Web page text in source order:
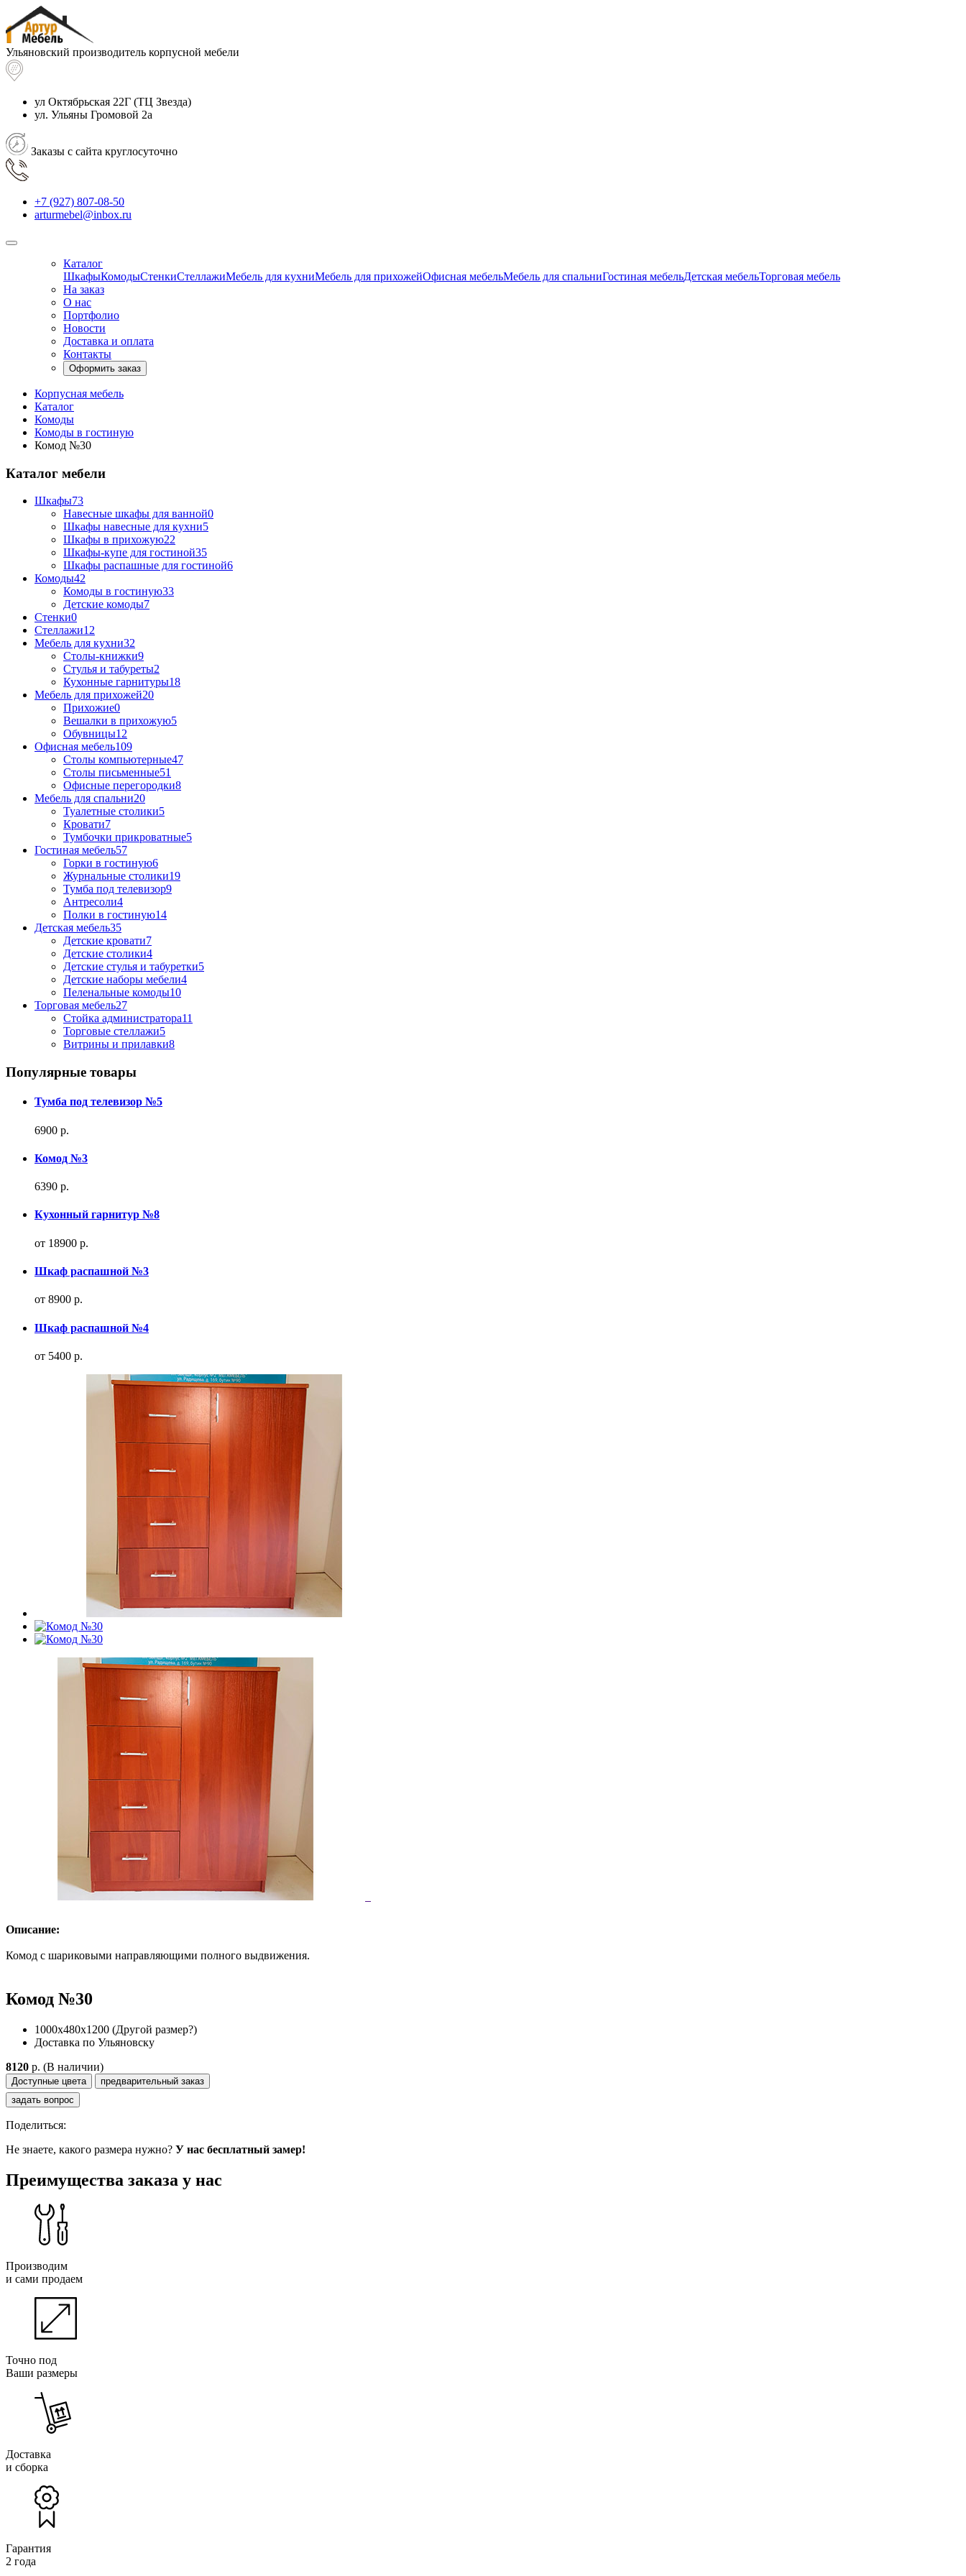
Ульяновский производитель корпусной мебели
ул Октябрьская 22Г (ТЦ Звезда)
ул. Ульяны Громовой 2а
Заказы с сайта круглосуточно
+7 (927) 807-08-50
arturmebel@inbox.ru
Каталог
ШкафыКомодыСтенкиСтеллажиМебель для кухниМебель для прихожейОфисная мебельМебель для спальниГостиная мебельДетская мебельТорговая мебель
На заказ
О нас
Портфолио
Новости
Доставка и оплата
Контакты
Оформить заказ
Корпусная мебель
Каталог
Комоды
Комоды в гостиную
Комод №30
Каталог мебели
Шкафы73
Навесные шкафы для ванной0
Шкафы навесные для кухни5
Шкафы в прихожую22
Шкафы-купе для гостиной35
Шкафы распашные для гостиной6
Комоды42
Комоды в гостиную33
Детские комоды7
Стенки0
Стеллажи12
Мебель для кухни32
Столы-книжки9
Стулья и табуреты2
Кухонные гарнитуры18
Мебель для прихожей20
Прихожие0
Вешалки в прихожую5
Обувницы12
Офисная мебель109
Столы компьютерные47
Столы письменные51
Офисные перегородки8
Мебель для спальни20
Туалетные столики5
Кровати7
Тумбочки прикроватные5
Гостиная мебель57
Горки в гостиную6
Журнальные столики19
Тумба под телевизор9
Антресоли4
Полки в гостиную14
Детская мебель35
Детские кровати7
Детские столики4
Детские стулья и табуретки5
Детские наборы мебели4
Пеленальные комоды10
Торговая мебель27
Стойка администратора11
Торговые стеллажи5
Витрины и прилавки8
Популярные товары
Тумба под телевизор №5
6900 р.
Комод №3
6390 р.
Кухонный гарнитур №8
от 18900 р.
Шкаф распашной №3
от 8900 р.
Шкаф распашной №4
от 5400 р.
Описание:
Комод с шариковыми направляющими полного выдвижения.
Комод №30
1000х480х1200 (Другой размер?)
Доставка по Ульяновску
8120 p. (В наличии)
Доступные цвета
предварительный заказ
задать вопрос
Поделиться:
Не знаете, какого размера нужно? У нас бесплатный замер!
Преимущества заказа у нас
Производим
и сами продаем
Точно под
Ваши размеры
Доставка
и сборка
Гарантия
2 года